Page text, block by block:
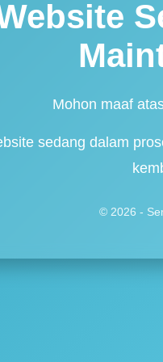
Mohon maaf
sedang dalam
© 2026 -